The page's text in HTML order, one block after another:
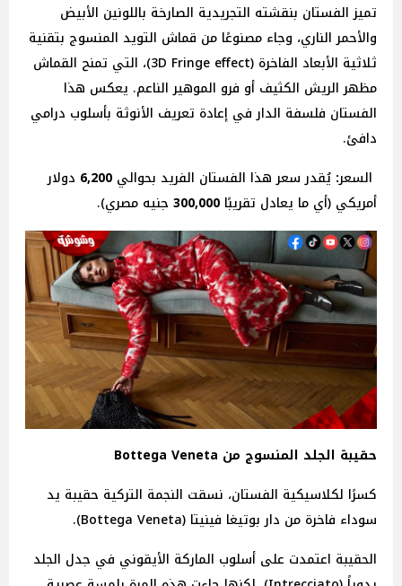
تميز الفستان بنقشته التجريدية الصارخة باللونين الأبيض
والأحمر الناري، وجاء مصنوعًا من قماش التويد المنسوج بتقنية
ثلاثية الأبعاد الفاخرة (3D Fringe effect)، التي تمنح القماش
مظهر الريش الكثيف أو فرو الموهير الناعم. يعكس هذا
الفستان فلسفة الدار في إعادة تعريف الأنوثة بأسلوب درامي
دافئ.
السعر: يُقدر سعر هذا الفستان الفريد بحوالي 6,200 دولار
أمريكي (أي ما يعادل تقريبًا 300,000 جنيه مصري).
حقيبة الجلد المنسوج من Bottega Veneta
كسرًا لكلاسيكية الفستان، نسقت النجمة التركية حقيبة يد
سوداء فاخرة من دار بوتيغا فينيتا (Bottega Veneta).
الحقيبة اعتمدت على أسلوب الماركة الأيقوني في جدل الجلد